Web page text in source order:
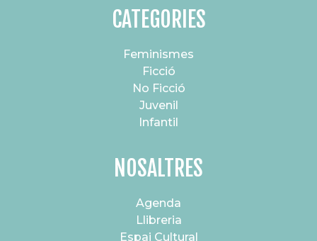
CATEGORIES
Feminismes
Ficció
No Ficció
Juvenil
Infantil
NOSALTRES
Agenda
Llibreria
Espai Cultural